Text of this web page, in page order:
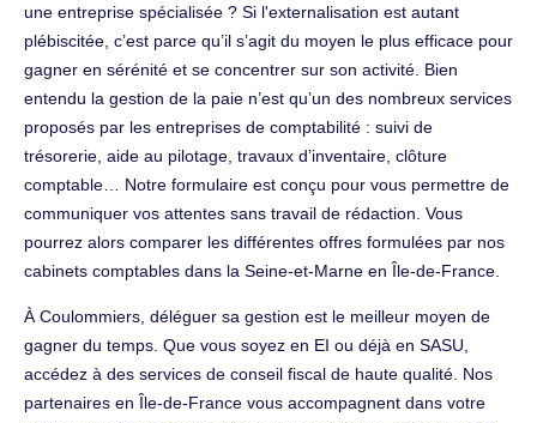
une entreprise spécialisée ? Si l'externalisation est autant
plébiscitée, c’est parce qu’il s’agit du moyen le plus efficace pour
gagner en sérénité et se concentrer sur son activité. Bien
entendu la gestion de la paie n’est qu’un des nombreux services
proposés par les entreprises de comptabilité : suivi de
trésorerie, aide au pilotage, travaux d’inventaire, clôture
comptable… Notre formulaire est conçu pour vous permettre de
communiquer vos attentes sans travail de rédaction. Vous
pourrez alors comparer les différentes offres formulées par nos
cabinets comptables dans la Seine-et-Marne en Île-de-France.
À Coulommiers, déléguer sa gestion est le meilleur moyen de
gagner du temps. Que vous soyez en EI ou déjà en SASU,
accédez à des services de conseil fiscal de haute qualité. Nos
partenaires en Île-de-France vous accompagnent dans votre